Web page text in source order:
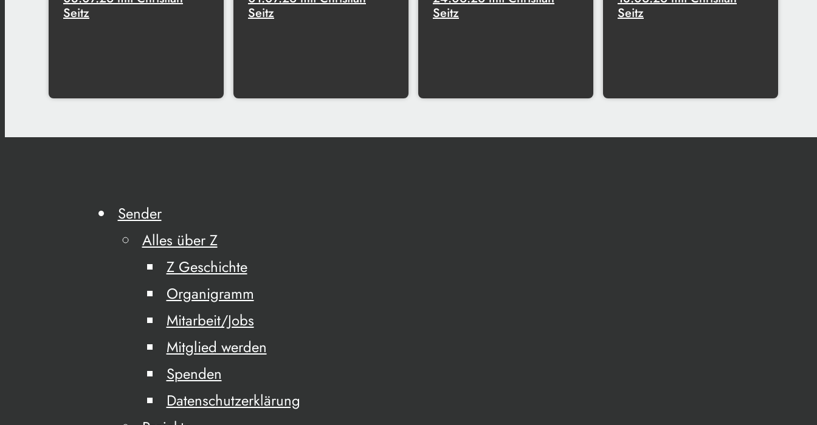
Seitz
Seitz
Seitz
Seitz
Sender
Alles über Z
Z Geschichte
Organigramm
Mitarbeit/Jobs
Mitglied werden
Spenden
Datenschutzerklärung